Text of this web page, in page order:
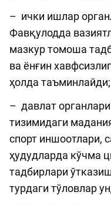
– ички ишлар
Фавқулодда
мазкур томоша
ва ёнғин
ҳолда таъминлайди;
– давлат
тизимидаги
спорт иншоотлари,
ҳудудларда кўчма
тадбирлари
турдаги тўловлар